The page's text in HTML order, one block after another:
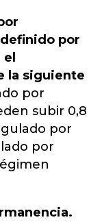
por
la siguiente
por
subir 0,8
por
por